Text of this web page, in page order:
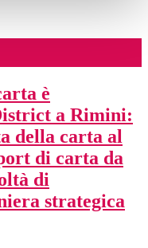
è
a Rimini:
della carta al
di carta da
di
strategica